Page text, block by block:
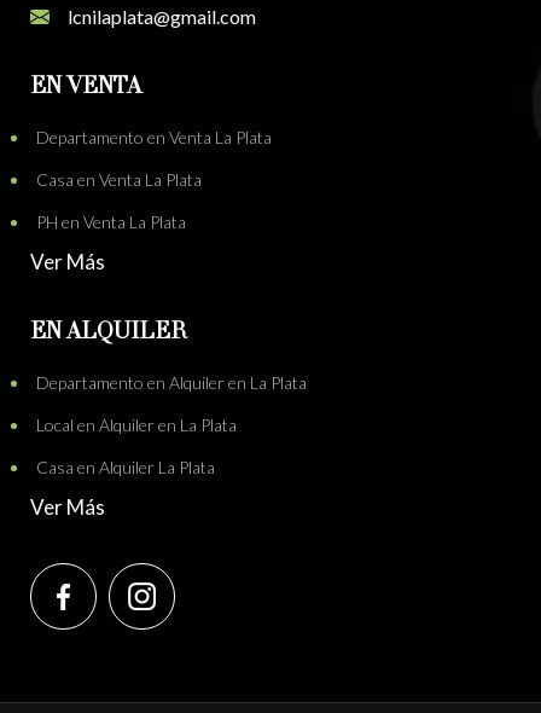
lcnilaplata@gmail.com
EN VENTA
Departamento en Venta La Plata
Casa en Venta La Plata
PH en Venta La Plata
Ver Más
EN ALQUILER
Departamento en Alquiler en La Plata
Local en Alquiler en La Plata
Casa en Alquiler La Plata
Ver Más